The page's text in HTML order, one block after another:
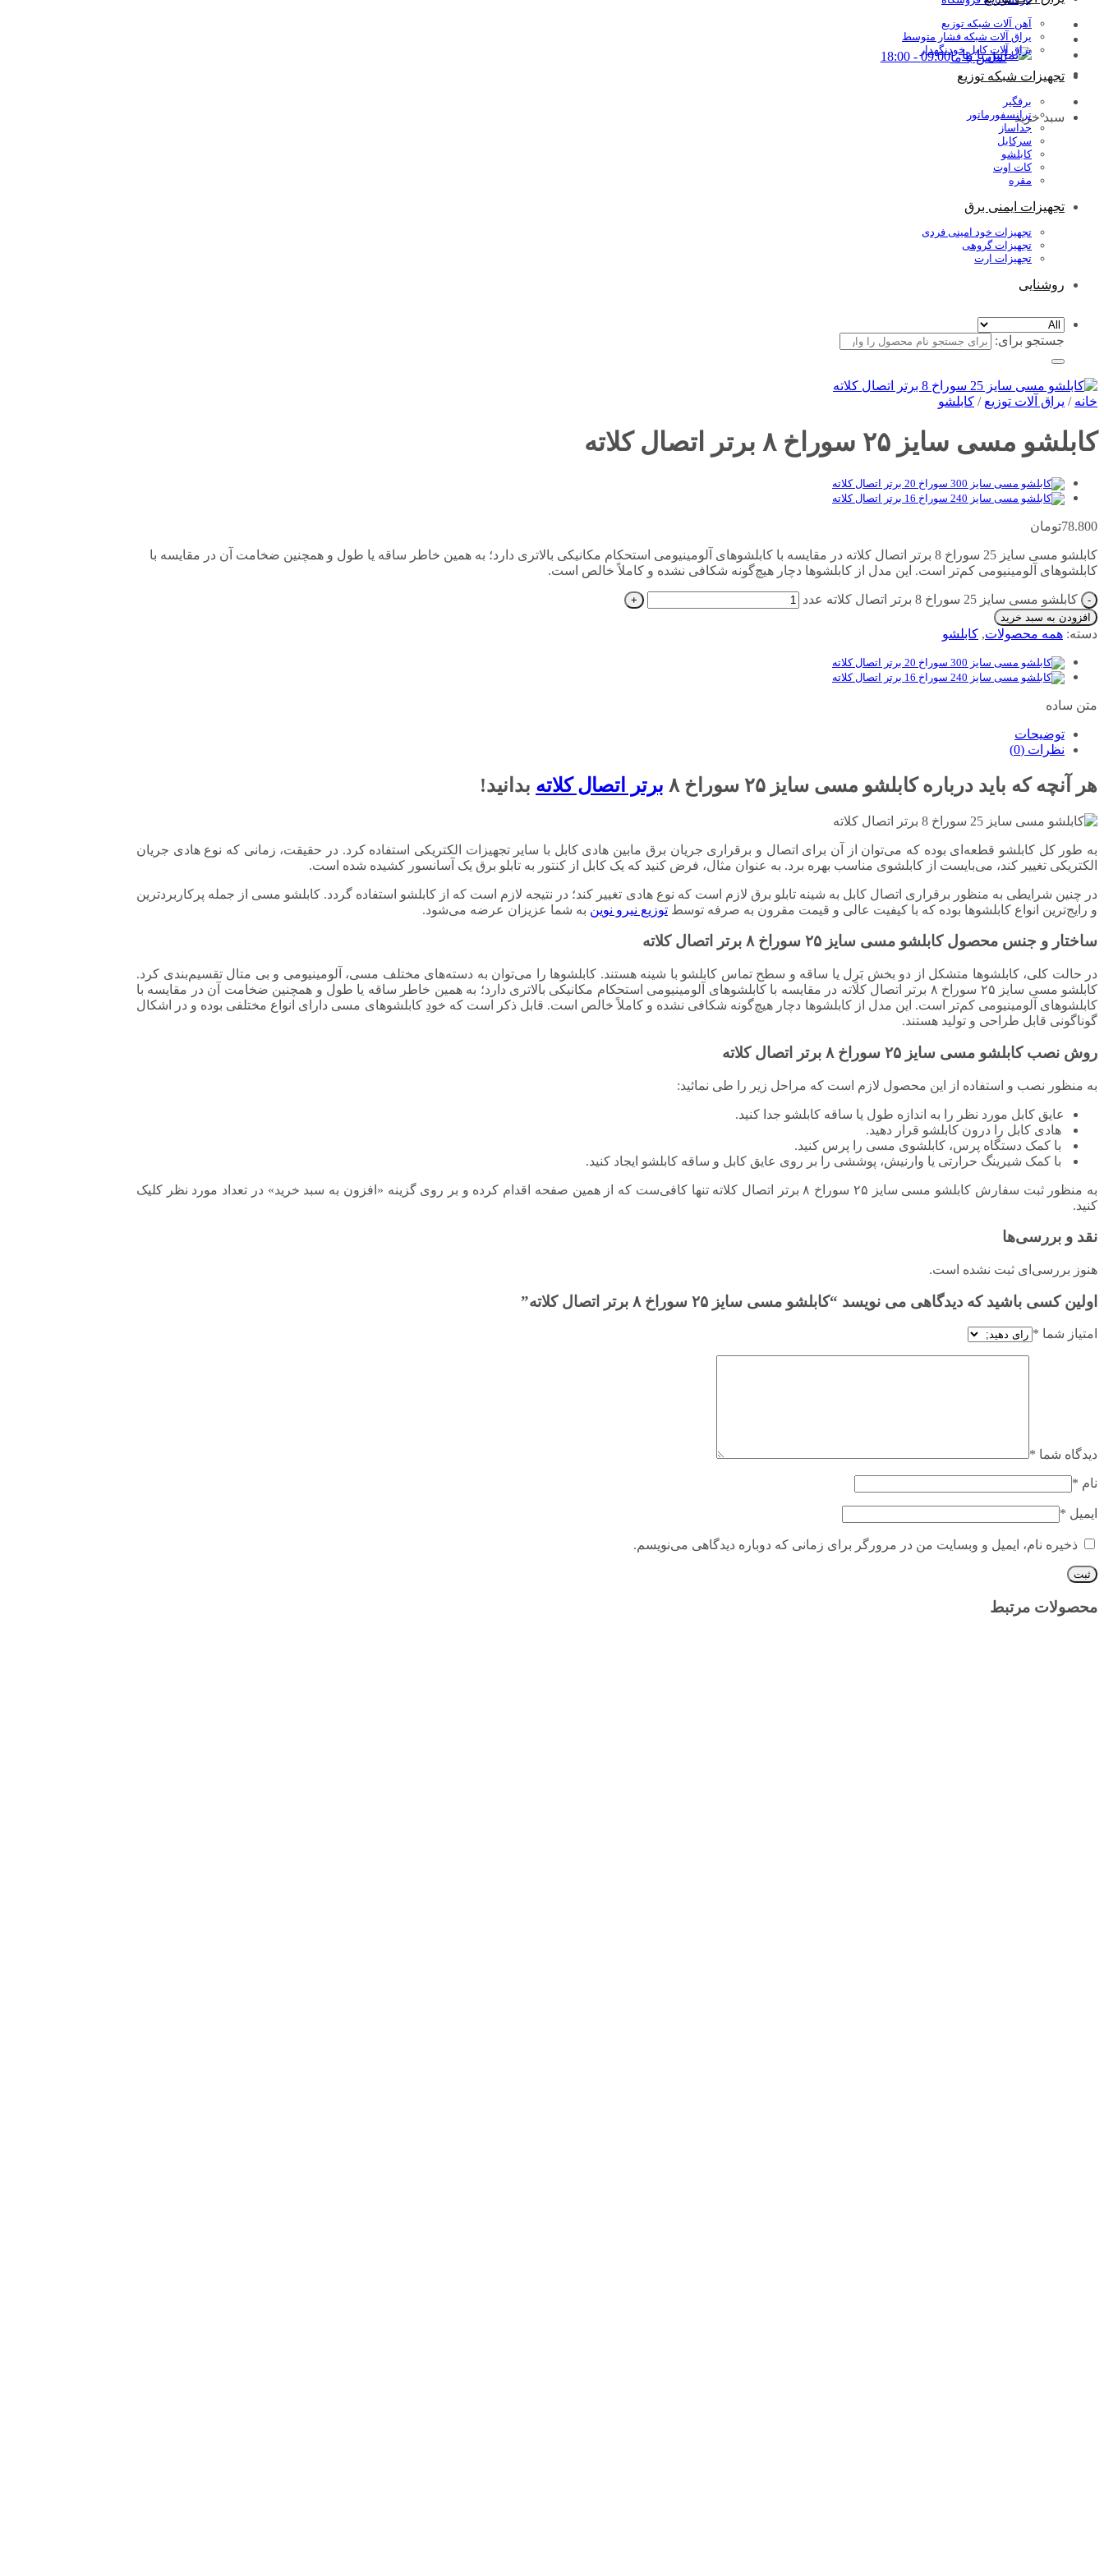
تماس با ما09:00 - 18:00
سبد خرید
آهن آلات شبکه توزیع
یراق آلات شبکه فشار متوسط
یراق آلات کابل خودنگهدار
تجهیزات شبکه توزیع
برقگیر
ترانسفورماتور
جداساز
سرکابل
کابلشو
کات اوت
مقره
تجهیزات ایمنی برق
تجهیزات خود امینی فردی
تجهیزات گروهی
تجهیزات ارت
روشنایی
جستجو برای:
خانه / یراق آلات توزیع / کابلشو
کابلشو مسی سایز ۲۵ سوراخ ۸ برتر اتصال کلاته
78.800تومان
کابلشو مسی سایز 25 سوراخ 8 برتر اتصال کلاته در مقایسه با کابلشوهای آلومینیومی استحکام مکانیکی بالاتری دارد؛ به همین خاطر ساقه یا طول و همچنین ضخامت آن در مقایسه با
کابلشوهای آلومینیومی کم‌تر است. این مدل از کابلشوها دچار هیچ‌گونه شکافی نشده و کاملاً خالص است.
کابلشو مسی سایز 25 سوراخ 8 برتر اتصال کلاته عدد
افزودن به سبد خرید
دسته: همه محصولات, کابلشو
متن ساده
توضیحات
نظرات (0)
هر آنچه که باید درباره کابلشو مسی سایز ۲۵ سوراخ ۸ برتر اتصال کلاته بدانید!
به طور کل کابلشو قطعه‌ای بوده که می‌توان از آن برای اتصال و برقراری جریان برق مابین هادی کابل با سایر تجهیزات الکتریکی استفاده کرد. در حقیقت، زمانی که نوع هادی جریان
الکتریکی تغییر کند، می‌بایست از کابلشوی مناسب بهره برد. به عنوان مثال، فرض کنید که یک کابل از کنتور به تابلو برق یک آسانسور کشیده شده است.
در چنین شرایطی به منظور برقراری اتصال کابل به شینه تابلو برق لازم است که نوع هادی تغییر کند؛ در نتیجه لازم است که از کابلشو استفاده گردد. کابلشو مسی از جمله پرکاربردترین
و رایج‌ترین انواع کابلشوها بوده که با کیفیت عالی و قیمت مقرون به صرفه توسط توزیع نیرو نوین به شما عزیزان عرضه می‌شود.
ساختار و جنس محصول کابلشو مسی سایز ۲۵ سوراخ ۸ برتر اتصال کلاته
در حالت کلی، کابلشوها متشکل از دو بخش بَرِل یا ساقه و سطح تماس کابلشو با شینه هستند. کابلشوها را می‌توان به دسته‌های مختلف مسی، آلومینیومی و بی متال تقسیم‌بندی کرد.
کابلشو مسی سایز ۲۵ سوراخ ۸ برتر اتصال کلاته در مقایسه با کابلشوهای آلومینیومی استحکام مکانیکی بالاتری دارد؛ به همین خاطر ساقه یا طول و همچنین ضخامت آن در مقایسه با
کابلشوهای آلومینیومی کم‌تر است. این مدل از کابلشوها دچار هیچ‌گونه شکافی نشده و کاملاً خالص است. قابل ذکر است که خودِ کابلشوهای مسی دارای انواع مختلفی بوده و در اشکال
گوناگونی قابل طراحی و تولید هستند.
روش نصب کابلشو مسی سایز ۲۵ سوراخ ۸ برتر اتصال کلاته
به منظور نصب و استفاده از این محصول لازم است که مراحل زیر را طی نمائید:
عایق کابل مورد نظر را به اندازه طول یا ساقه کابلشو جدا کنید.
هادی کابل را درون کابلشو قرار دهید.
با کمک دستگاه پرس، کابلشوی مسی را پرس کنید.
با کمک شیرینگ حرارتی یا وارنیش، پوششی را بر روی عایق کابل و ساقه کابلشو ایجاد کنید.
به منظور ثبت سفارش کابلشو مسی سایز ۲۵ سوراخ ۸ برتر اتصال کلاته تنها کافی‌ست که از همین صفحه اقدام کرده و بر روی گزینه «افزون به سبد خرید» در تعداد مورد نظر کلیک
کنید.
نقد و بررسی‌ها
هنوز بررسی‌ای ثبت نشده است.
اولین کسی باشید که دیدگاهی می نویسد “کابلشو مسی سایز ۲۵ سوراخ ۸ برتر اتصال کلاته”
امتیاز شما *
دیدگاه شما *
نام *
ایمیل *
ذخیره نام، ایمیل و وبسایت من در مرورگر برای زمانی که دوباره دیدگاهی می‌نویسم.
محصولات مرتبط